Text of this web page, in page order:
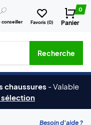
conseiller Favoris (0)
0
Panier
etc.
Recherche
chaussures -Valable
sélection
Besoin d'aide ?